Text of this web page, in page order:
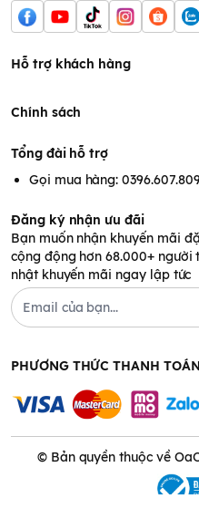
Hỗ trợ khách hàng
Chính sách
Tổng đài hỗ trợ
Gọi mua hàng:
Đăng ký nhận ưu đãi
Bạn muốn nhận khuyến mãi
cộng động hơn 68.000+
nhật khuyến mãi ngay lập tức
PHƯƠNG THỨC THANH TOÁN
© Bản quyền thuộc về